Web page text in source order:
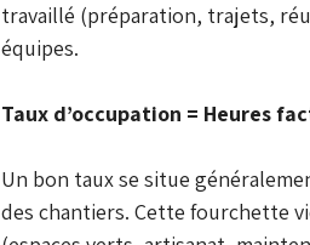
travaillé (préparation, trajets,
équipes.
Taux d’occupation = Heures
Un bon taux se situe
des chantiers. Cette fourchette